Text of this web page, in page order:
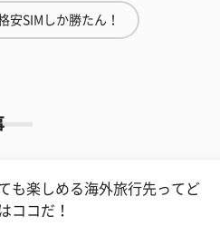
安SIMしか勝たん！
も楽しめる海外旅行先ってど
ココだ！